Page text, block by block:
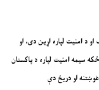
د امنیت لپاره اړین دی، او
سیمه امنیت لپاره د پاکستان